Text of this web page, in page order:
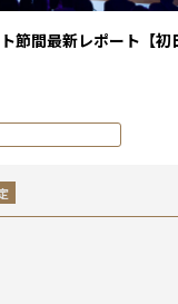
節間最新レポート【初